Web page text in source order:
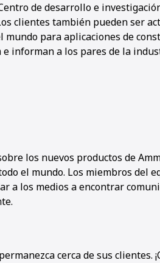
de desarrollo e
clientes también pueden ser
mundo para aplicaciones de
informan a los pares de la
los nuevos productos de
el mundo. Los miembros del
a los medios a encontrar
cerca de sus clientes.